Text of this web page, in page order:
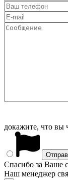
докажите, что вы
Спасибо за Ваше
Наш менеджер